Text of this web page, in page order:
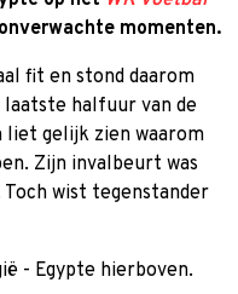
momenten.
fit en stond daarom
halfuur van de
liet gelijk zien waarom
Zijn invalbeurt was
wist tegenstander
- Egypte hierboven.